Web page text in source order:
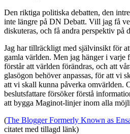
Den riktiga politiska debatten, den
inte längre på DN Debatt. Vill jag få
diskuteras, och få andra perspektiv på
Jag har tillräckligt med självinsikt för
gamla världen. Men jag hänger i varje
förstår att världen förändras, och att
glasögon behöver anpassas, för att vi
att vi skall kunna påverka omvärlden.
beslutsfattare försöker förstå
att bygga Maginot-linjer inom alla
(The Blogger Formerly Known as
citatet med tillagd länk)